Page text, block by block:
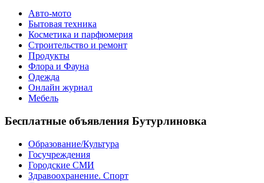
Авто-мото
Бытовая техника
Косметика и парфюмерия
Строительство и ремонт
Продукты
Флора и Фауна
Одежда
Онлайн журнал
Мебель
Бесплатные объявления Бутурлиновка
Образование/Культура
Госучреждения
Городские СМИ
Здравоохранение. Спорт